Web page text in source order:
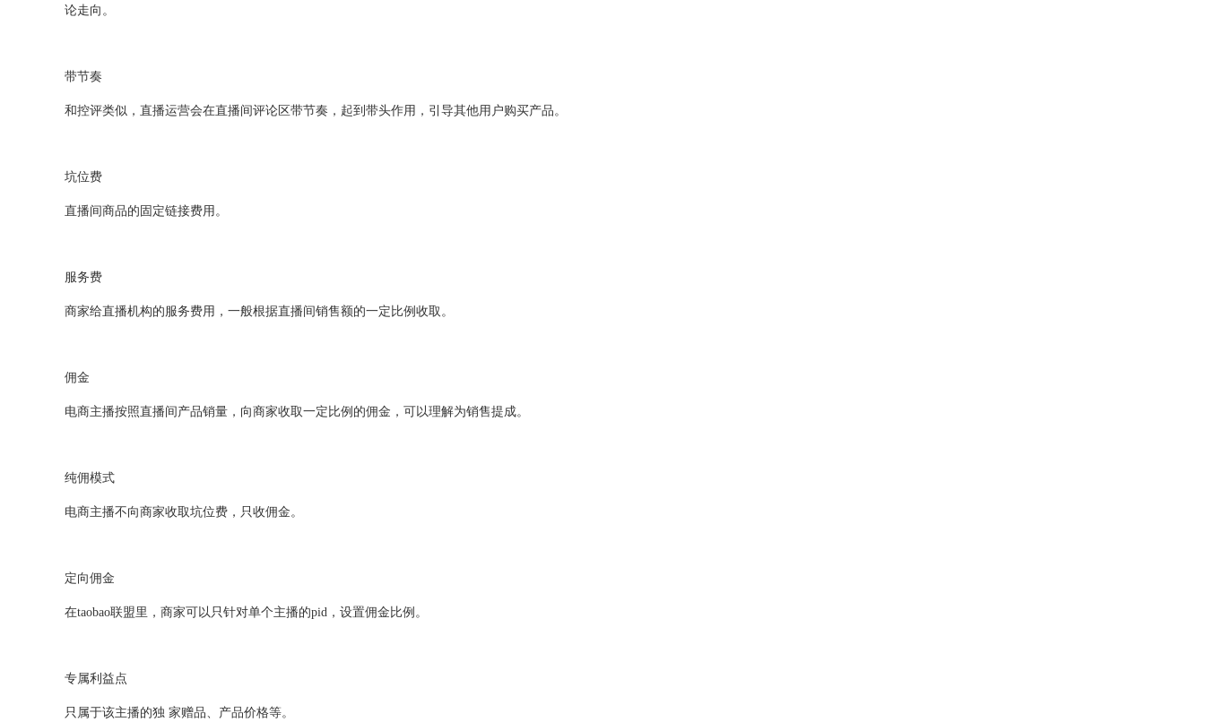
论走向。
带节奏
和控评类似，直播运营会在直播间评论区带节奏，起到带头作用，引导其他用户购买产品。
坑位费
直播间商品的固定链接费用。
服务费
商家给直播机构的服务费用，一般根据直播间销售额的一定比例收取。
佣金
电商主播按照直播间产品销量，向商家收取一定比例的佣金，可以理解为销售提成。
纯佣模式
电商主播不向商家收取坑位费，只收佣金。
定向佣金
在taobao联盟里，商家可以只针对单个主播的pid，设置佣金比例。
专属利益点
只属于该主播的独 家赠品、产品价格等。